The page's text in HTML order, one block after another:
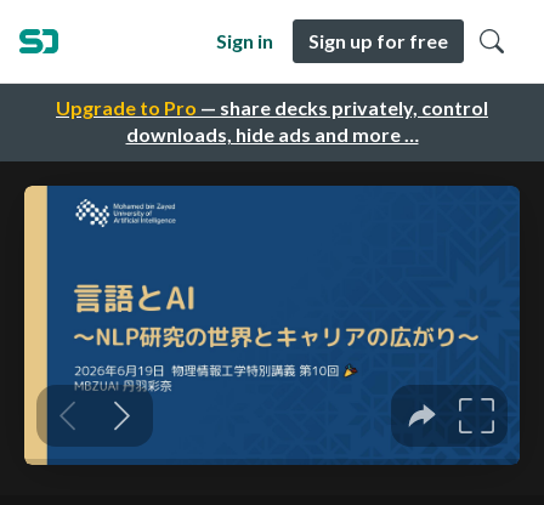
Upgrade to Pro — share decks privately, control
downloads, hide ads and more …
Sign in Sign up for free